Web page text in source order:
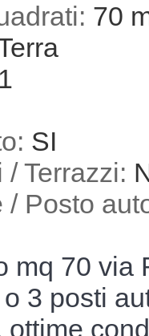
70
1
SI
/ Terrazzi:
/ Posto
mq 70 via
3 posti
ottime